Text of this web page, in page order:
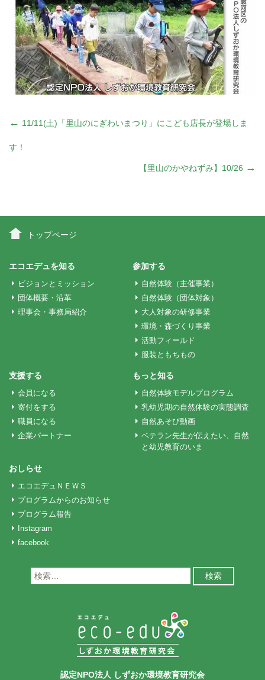
投
稿
ビ
ゲ
ー
ョ
ン
← 11/11(土)「里山のにぎわいまつり」にこども店長が登場しま
す！
【里山のかやねずみ】10/26 →
トップページ
エコエデュを知る
ビジョンとミッション
団体概要・沿革
理事会・事務局紹介
参加する
自然体験（主催事業）
自然体験（団体対象）
大人対象の研修事業
環境・森づくり事業
活動フィールド
服装ともちもの
支援する
会員になる
寄付をする
職員になる
企業パートナー
もっと知る
自然体験モデルプログラム
乳幼児期の自然体験の実態調査
自然あそび動画
ベテラン先生が伝えたい、自然
と幼児教育のいま
おしらせ
エコエデュＮＥＷＳ
プログラムからのお知らせ
プログラム報告
Instagram
facebook
検
索:
認定NPO法人 しずおか環境教育研究会